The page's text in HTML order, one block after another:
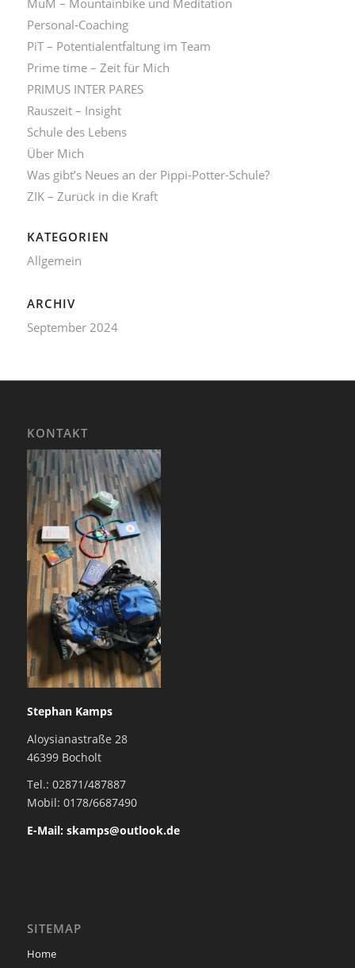
Personal-Coaching
PiT – Potentialentfaltung im Team
Prime time – Zeit für Mich
PRIMUS INTER PARES
Rauszeit – Insight
Schule des Lebens
Über Mich
Was gibt’s Neues an der Pippi-Potter-Schule?
ZIK – Zurück in die Kraft
KATEGORIEN
Allgemein
ARCHIV
September 2024
KONTAKT
Stephan Kamps
Aloysianastraße 28
46399 Bocholt
Tel.: 02871/487887
Mobil: 0178/6687490
E-Mail: skamps@outlook.de
SITEMAP
Home